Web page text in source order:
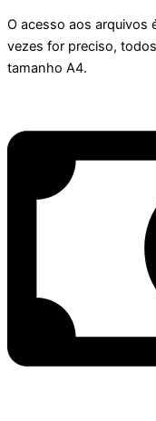
O acesso aos arquivos
vezes for preciso,
tamanho A4.